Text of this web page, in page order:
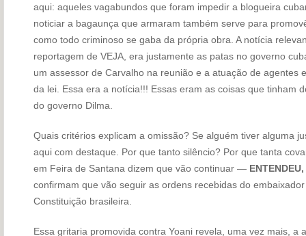
aqui: aqueles vagabundos que foram impedir a blogueira
noticiar a bagaunça que armaram também serve para
como todo criminoso se gaba da própria obra. A notícia
reportagem de VEJA, era justamente as patas no governo
um assessor de Carvalho na reunião e a atuação de agentes
da lei. Essa era a notícia!!! Essas eram as coisas que tinham
do governo Dilma.
Quais critérios explicam a omissão? Se alguém tiver alguma
aqui com destaque. Por que tanto silêncio? Por que tanta
em Feira de Santana dizem que vão continuar —
confirmam que vão seguir as ordens recebidas do
Constituição brasileira.
Essa gritaria promovida contra Yoani revela, uma vez mais, a